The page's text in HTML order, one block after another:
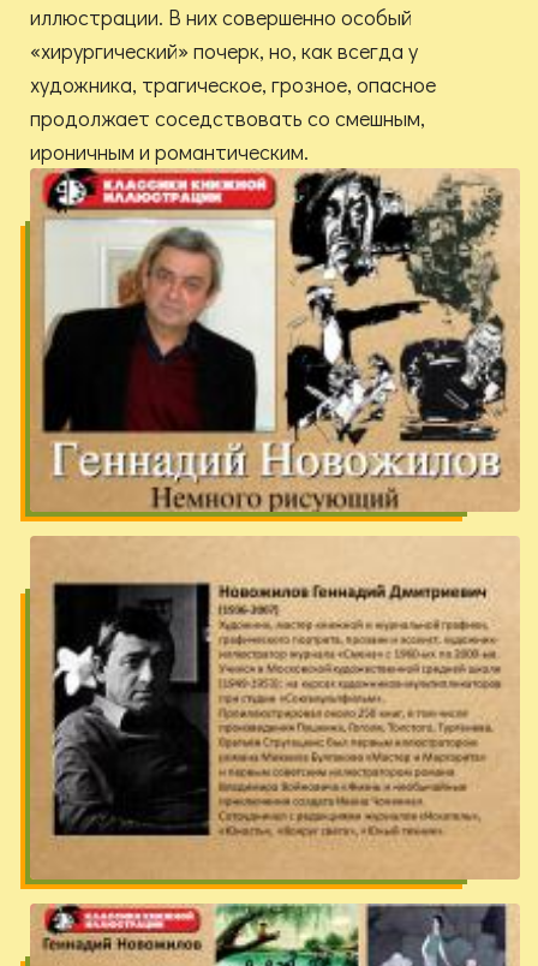
иллюстрации. В них совершенно особый
«хирургический» почерк, но, как всегда у
художника, трагическое, грозное, опасное
продолжает соседствовать со смешным,
ироничным и романтическим.